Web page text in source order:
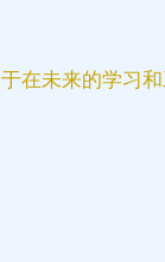
在未来的学习